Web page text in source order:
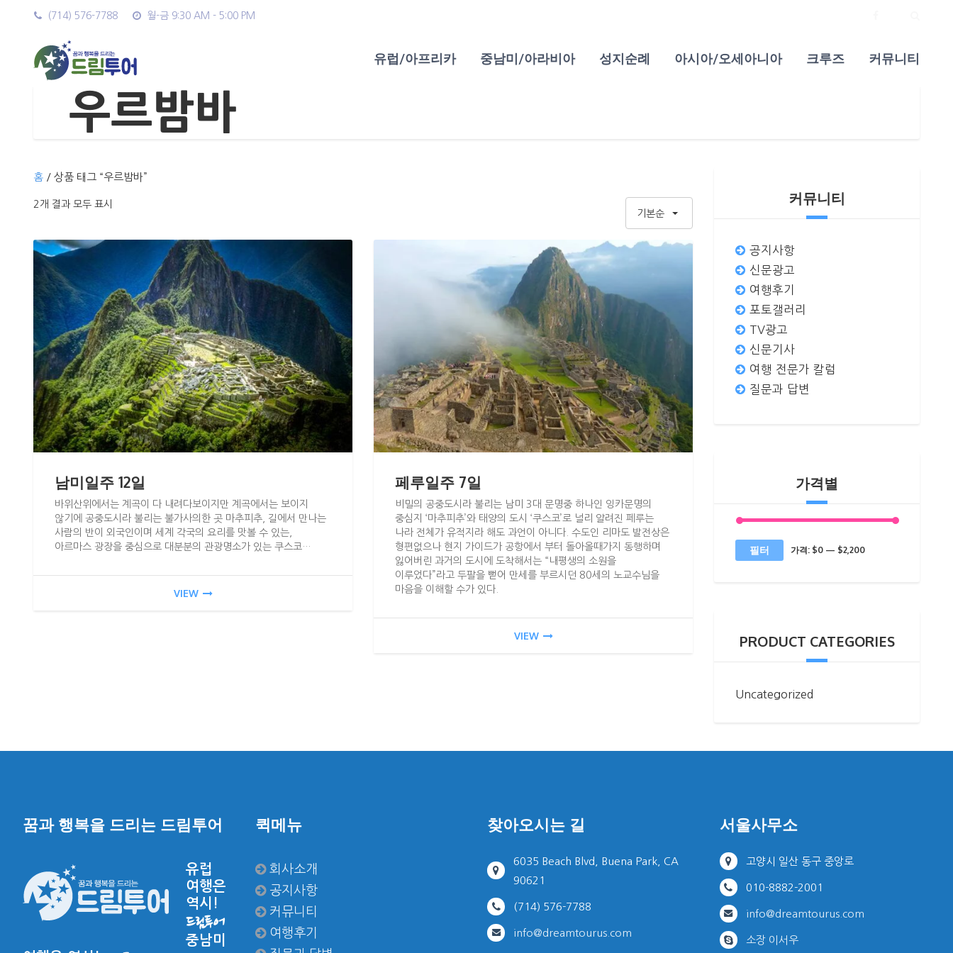
(714) 576-7788 월-금 9:30 AM - 5:00 PM
유럽/아프리카 중남미/아라비아 성지순례 아시아/오세아니아 크루즈 커뮤니티
우르밤바
홈 / 상품 태그 “우르밤바”
2개 결과 모두 표시
기본순
남미일주 12일
바위산위에서는 계곡이 다 내려다보이지만 계곡에서는 보이지
않기에 공중도시라 불리는 불가사의한 곳 마추피추, 길에서 만나는
사람의 반이 외국인이며 세계 각국의 요리를 맛볼 수 있는,
아르마스 광장을 중심으로 대분분의 관광명소가 있는 쿠스코…
VIEW
페루일주 7일
비밀의 공중도시라 불리는 남미 3대 문명중 하나인 잉카문명의
중심지 ‘마추피추’와 태양의 도시 ‘쿠스코’로 널리 알려진 페루는
나라 전체가 유적지라 해도 과언이 아니다. 수도인 리마도 발전상은
형편없으나 현지 가이드가 공항에서 부터 돌아올때가지 동행하며
잃어버린 과거의 도시에 도착해서는 “내평생의 소원을
이루었다”라고 두팔을 뻗어 만세를 부르시던 80세의 노교수님을
마음을 이해할 수가 있다.
VIEW
커뮤니티
공지사항
신문광고
여행후기
포토갤러리
TV광고
신문기사
여행 전문가 칼럼
질문과 답변
가격별
필터 가격: $0 — $2,200
PRODUCT CATEGORIES
Uncategorized
꿈과 행복을 드리는 드림투어
유럽
여행은
역시!
드림투어
중남미
퀵메뉴
회사소개
공지사항
커뮤니티
여행후기
찾아오시는 길
6035 Beach Blvd, Buena Park, CA
90621
(714) 576-7788
info@dreamtourus.com
서울사무소
고양시 일산 동구 중앙로
010-8882-2001
info@dreamtourus.com
소장 이서우